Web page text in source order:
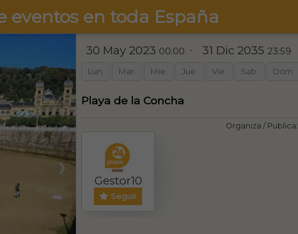
eventos en toda España
❯
30 May 2023 00:00 - 31 Dic 2035 23:59
Lun. Mar. Mie. Jue. Vie. Sab. Dom.
Playa de la Concha
Organiza / Publica:
Gestor10
Seguir